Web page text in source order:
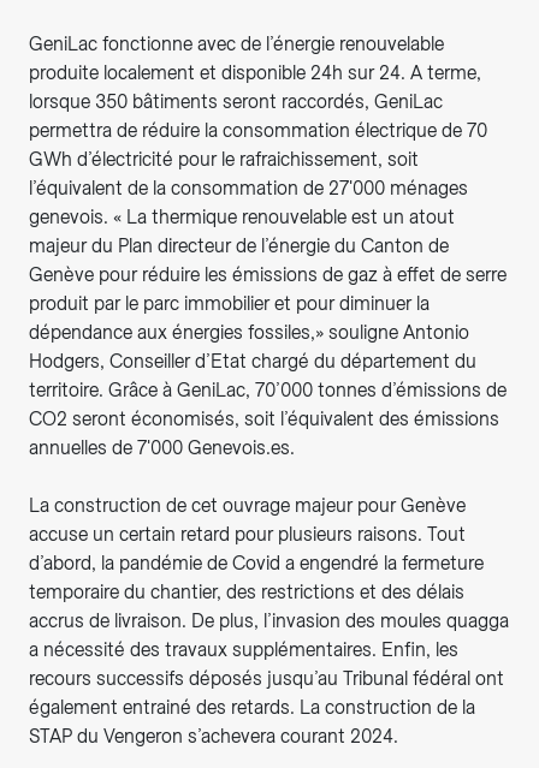
GeniLac fonctionne avec de l’énergie renouvelable
produite localement et disponible 24h sur 24. A terme,
lorsque 350 bâtiments seront raccordés, GeniLac
permettra de réduire la consommation électrique de 70
GWh d’électricité pour le rafraichissement, soit
l’équivalent de la consommation de 27'000 ménages
genevois. « La thermique renouvelable est un atout
majeur du Plan directeur de l’énergie du Canton de
Genève pour réduire les émissions de gaz à effet de serre
produit par le parc immobilier et pour diminuer la
dépendance aux énergies fossiles,» souligne Antonio
Hodgers, Conseiller d’Etat chargé du département du
territoire. Grâce à GeniLac, 70’000 tonnes d’émissions de
CO2 seront économisés, soit l’équivalent des émissions
annuelles de 7'000 Genevois.es.
La construction de cet ouvrage majeur pour Genève
accuse un certain retard pour plusieurs raisons. Tout
d’abord, la pandémie de Covid a engendré la fermeture
temporaire du chantier, des restrictions et des délais
accrus de livraison. De plus, l’invasion des moules quagga
a nécessité des travaux supplémentaires. Enfin, les
recours successifs déposés jusqu’au Tribunal fédéral ont
également entrainé des retards. La construction de la
STAP du Vengeron s’achevera courant 2024.